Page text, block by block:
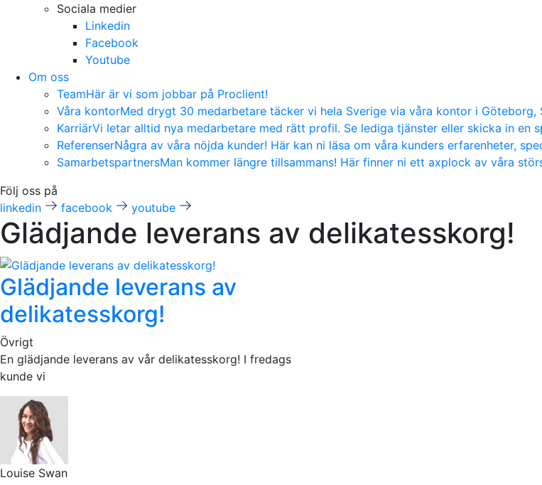
Sociala medier
Linkedin
Facebook
Youtube
Om oss
TeamHär är vi som jobbar på Proclient!
Våra kontorMed drygt 30 medarbetare täcker vi hela Sverige via våra kontor i Göteborg,
KarriärVi letar alltid nya medarbetare med rätt profil. Se lediga tjänster eller skicka in en
ReferenserNågra av våra nöjda kunder! Här kan ni läsa om våra kunders erfarenheter,
SamarbetspartnersMan kommer längre tillsammans! Här finner ni ett axplock av våra
Följ oss på
linkedin
facebook youtube
Glädjande leverans av delikatesskorg!
Glädjande leverans av
delikatesskorg!
Övrigt
En glädjande leverans av vår delikatesskorg! I fredags
kunde vi
Louise Swan